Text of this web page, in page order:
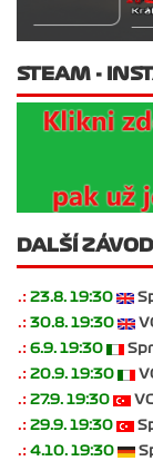
STEAM -
DALŠÍ
.: 23.8. 19:30
.: 30.8. 19:30
.: 6.9. 19:30
.: 20.9. 19:30
.: 27.9. 19:30
.: 29.9. 19:30
.: 4.10. 19:30